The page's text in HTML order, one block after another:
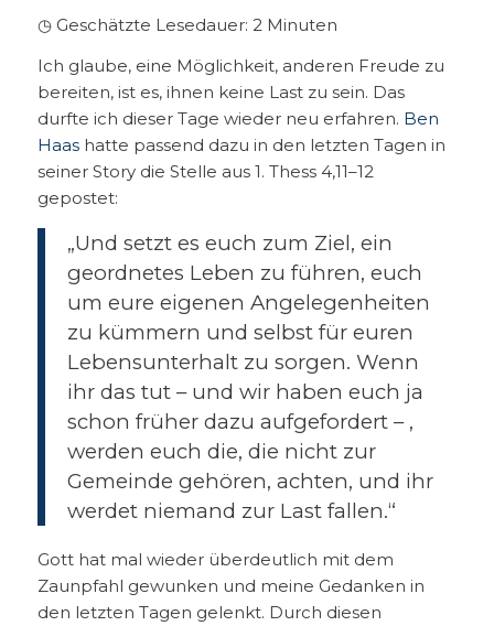
◷ Geschätzte Lesedauer: 2 Minuten
Ich glaube, eine Möglichkeit, anderen Freude zu
bereiten, ist es, ihnen keine Last zu sein. Das
durfte ich dieser Tage wieder neu erfahren. Ben
Haashatte passend dazu in den letzten Tagen in
seiner Story die Stelle aus 1. Thess 4,11–12
gepostet:
„Und setzt es euch zum Ziel, ein
geordnetes Leben zu führen, euch
um eure eigenen Angelegenheiten
zu kümmern und selbst für euren
Lebensunterhalt zu sorgen. Wenn
ihr das tut – und wir haben euch ja
schon früher dazu aufgefordert – ,
werden euch die, die nicht zur
Gemeinde gehören, achten, und ihr
werdet niemand zur Last fallen.“
Gott hat mal wieder überdeutlich mit dem
Zaunpfahl gewunken und meine Gedanken in
den letzten Tagen gelenkt. Durch diesen